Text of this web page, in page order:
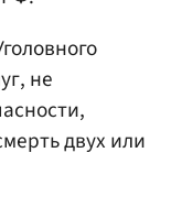
не
двух или